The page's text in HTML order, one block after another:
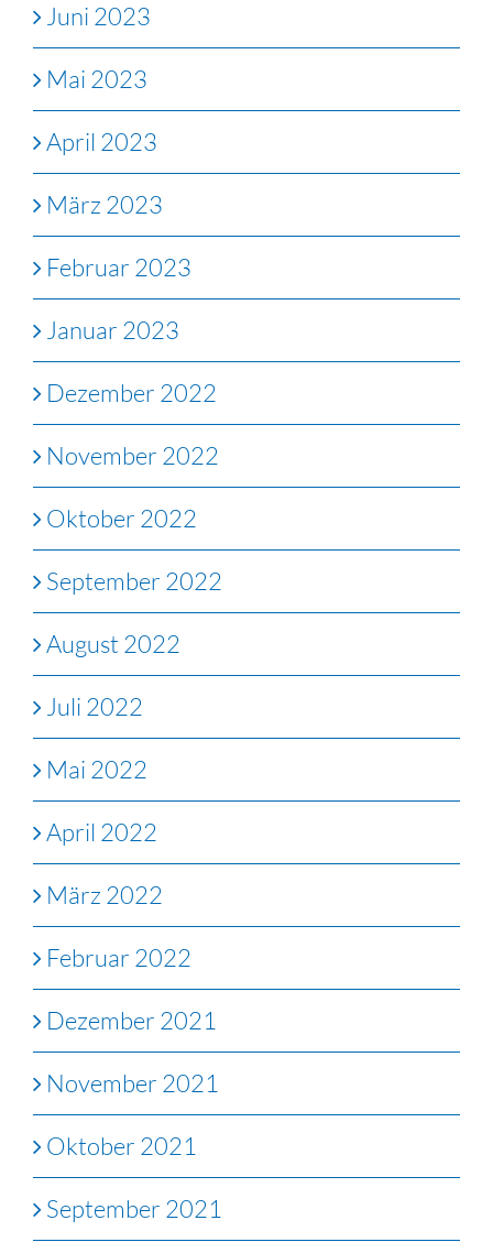
Juni 2023
Mai 2023
April 2023
März 2023
Februar 2023
Januar 2023
Dezember 2022
November 2022
Oktober 2022
September 2022
August 2022
Juli 2022
Mai 2022
April 2022
März 2022
Februar 2022
Dezember 2021
November 2021
Oktober 2021
September 2021